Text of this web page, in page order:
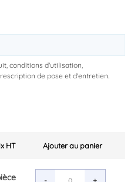
conditions d'utilisation,
de pose et d'entretien.
HT Ajouter au panier